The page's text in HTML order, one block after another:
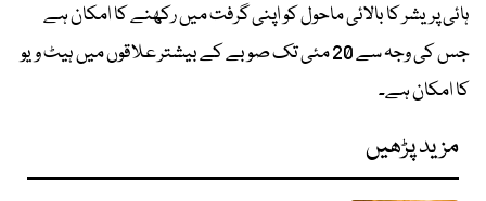
ہائی پریشر کا بالائی ماحول کو اپنی گرفت میں رکھنے کا امکان ہے
جس کی وجہ سے 20 مئی تک صوبے کے بیشتر علاقوں میں ہیٹ ویو
کا امکان ہے۔
مزید پڑھیں